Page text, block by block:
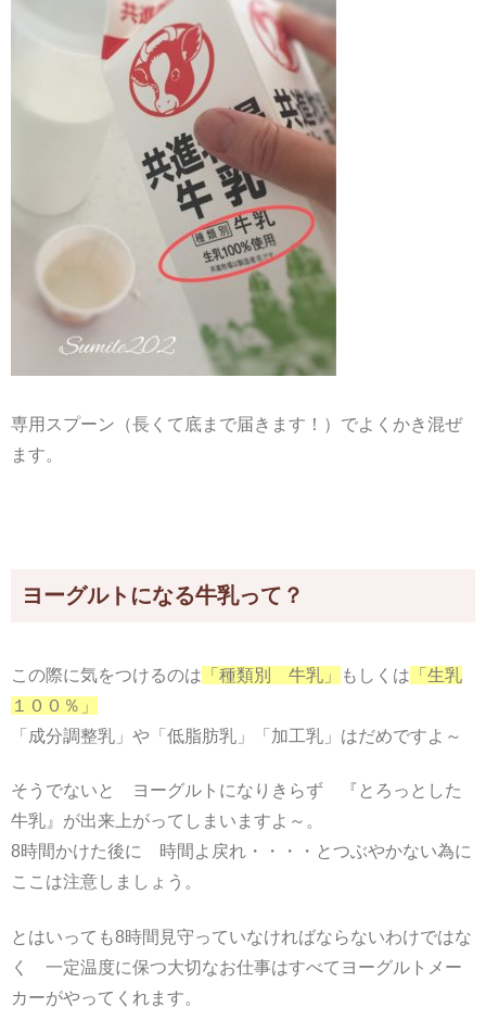
専用スプーン（長くて底まで届きます！）でよくかき混ぜ
ます。
ヨーグルトになる牛乳って？
この際に気をつけるのは 「種類別 牛乳」 もしくは 「生乳
１００％」
「成分調整乳」や「低脂肪乳」「加工乳」はだめですよ～
そうでないと ヨーグルトになりきらず 『とろっとした
牛乳』が出来上がってしまいますよ～。
8時間かけた後に 時間よ戻れ・・・・とつぶやかない為に
ここは注意しましょう。
とはいっても8時間見守っていなければならないわけではな
く 一定温度に保つ大切なお仕事はすべてヨーグルトメー
カーがやってくれます。